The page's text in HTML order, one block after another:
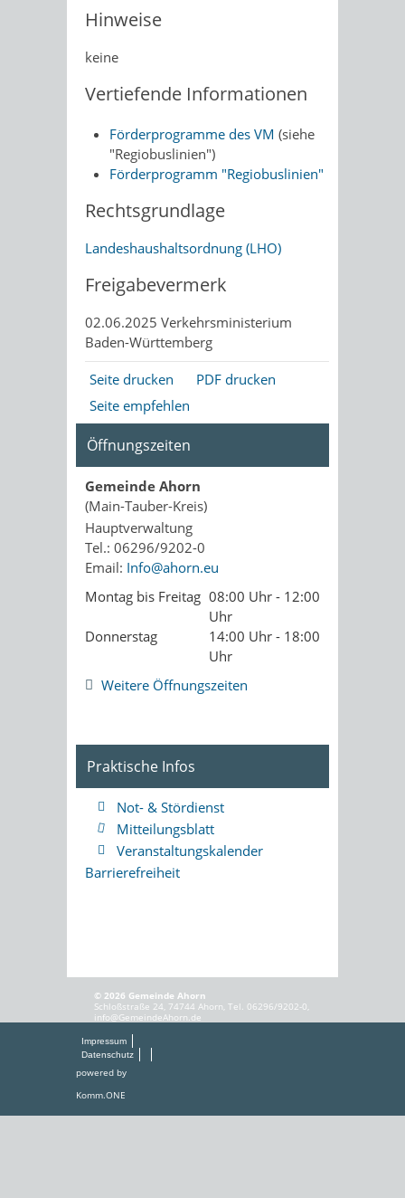
Hinweise
keine
Vertiefende Informationen
Förderprogramme des VM (siehe
"Regiobuslinien")
Förderprogramm "Regiobuslinien"
Rechtsgrundlage
Landeshaushaltsordnung (LHO)
Freigabevermerk
02.06.2025 Verkehrsministerium
Baden-Württemberg
Seite drucken
PDF drucken
Seite empfehlen
Öffnungszeiten
Gemeinde Ahorn
(Main-Tauber-Kreis)
Hauptverwaltung
Tel.: 06296/9202-0
Email: Info@ahorn.eu
Montag bis Freitag 08:00 Uhr - 12:00
Uhr
Donnerstag
14:00 Uhr - 18:00
Uhr
Weitere Öffnungszeiten
Praktische Infos
Not- & Stördienst
Mitteilungsblatt
Veranstaltungskalender
Barrierefreiheit
© 2026 Gemeinde Ahorn
Schloßstraße 24, 74744 Ahorn, Tel. 06296/9202-0,
info@GemeindeAhorn.de
Impressum
Datenschutz
powered by
Komm.ONE